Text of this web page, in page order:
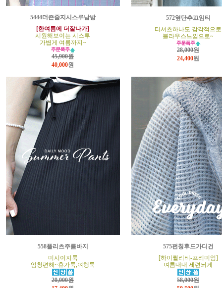
5444더즌줄지시스루남방
[한여름에 더잘나가]
시원해보이는 시스루
가볍게 여름까지~
45,900원
40,000원
572옆단추꼬임티
티셔츠하나도 감각적으로
블라우스느낌으로~
28,000원
24,400원
558플리츠주름바지
미시이지룩
엄청편해~휴가룩,여행룩
20,000원
575펀칭후드가디건
[하이퀄리티-프리미엄]
여름내내 세련되게
58,000원